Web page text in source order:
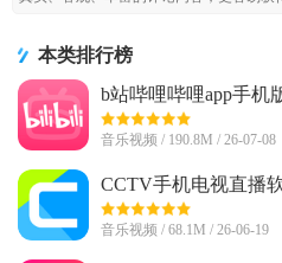
本类排行榜
b站哔哩哔哩app手机
音乐视频 / 190.8M / 26-07-08
CCTV手机电视直播
新版
音乐视频 / 68.1M / 26-06-19